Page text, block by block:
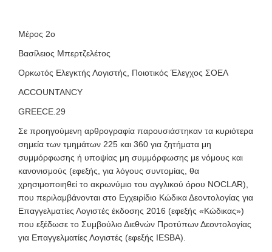
Μέρος 2ο
Βασίλειος Μπερτζελέτος
Ορκωτός Ελεγκτής Λογιστής, Ποιοτικός Έλεγχος ΣΟΕΛ
ACCOUNTANCY
GREECE.29
Σε προηγούμενη αρθρογραφία παρουσιάστηκαν τα κυριότερα
σημεία των τμημάτων 225 και 360 για ζητήματα μη
συμμόρφωσης ή υποψίας μη συμμόρφωσης με νόμους και
κανονισμούς (εφεξής, για λόγους συντομίας, θα
χρησιμοποιηθεί το ακρωνύμιο του αγγλικού όρου NOCLAR),
που περιλαμβάνονται στο Εγχειρίδιο Κώδικα Δεοντολογίας για
Επαγγελματίες Λογιστές έκδοσης 2016 (εφεξής «Κώδικας»)
που εξέδωσε το Συμβούλιο Διεθνών Προτύπων Δεοντολογίας
για Επαγγελματίες Λογιστές (εφεξής IESBA).